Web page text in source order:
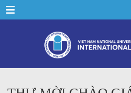
Menu